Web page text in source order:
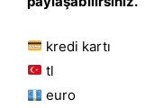
kredi kartı
tl
euro